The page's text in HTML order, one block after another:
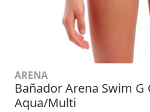
ARENA
Bañador Arena Swim G
Aqua/Multi